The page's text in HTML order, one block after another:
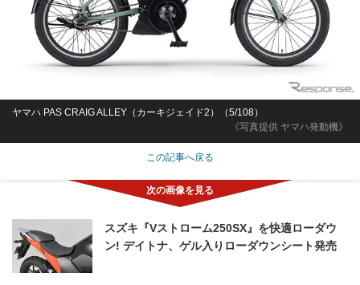
《写真提供 ヤマハ発動機》
ヤマハ PAS CRAIG ALLEY（カーキジェイド2）（5/108）
この記事へ戻る
スズキ『Vストローム250SX』を快適ローダウ
ン! デイトナ、ゲル入りローダウンシート発売